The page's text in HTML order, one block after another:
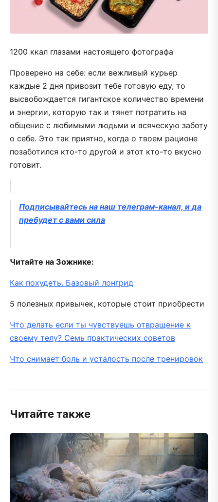
1200 ккал глазами настоящего фотографа
Проверено на себе: если вежливый курьер
каждые 2 дня привозит тебе готовую еду, то
высвобождается гигантское количество времени
и энергии, которую так и тянет потратить на
общение с любимыми людьми и всяческую заботу
о себе. Это так приятно, когда о твоем рационе
позаботился кто-то другой и этот кто-то вкусно
готовит.
Подписывайтесь на наш телеграм-канал, и да
пребудет с вами сила
Читайте на Зожнике:
Как похудеть. Базовый лонгрид
5 полезных привычек, которые стоит приобрести
Что делать если ты чувствуешь отвращение к
своему телу? Семь практических советов
Что снимает боль и усталость после тренировок
Читайте также